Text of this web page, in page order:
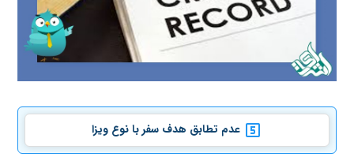
عدم تطابق هدف سفر با نوع ویزا